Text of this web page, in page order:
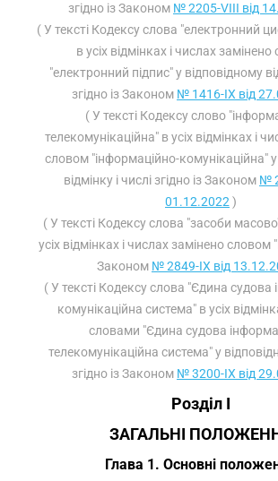
згідно із Законом № 2205-VIII від
( У тексті Кодексу слова "електронний
в усіх відмінках і числах
"електронний підпис" у відповідному
згідно із Законом № 1416-IX від
( У тексті Кодексу слово
телекомунікаційна" в усіх відмінках і
словом "інформаційно-комунікаційна"
відмінку і числі згідно із Законом №
01.12.2022 )
( У тексті Кодексу слова "засоби
усіх відмінках і числах замінено словом
Законом № 2849-IX від
( У тексті Кодексу слова "Єдина судова
комунікаційна система" в усіх
словами "Єдина судова
телекомунікаційна система" у
згідно із Законом № 3200-IX від
Розділ I
ЗАГАЛЬНІ
Глава 1. Основні